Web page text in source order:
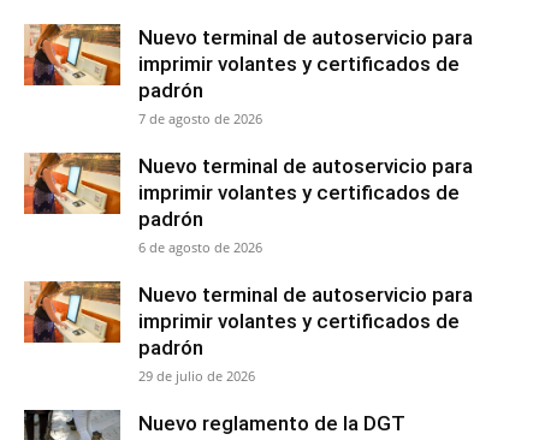
Nuevo terminal de autoservicio para
imprimir volantes y certificados de
padrón
7 de agosto de 2026
Nuevo terminal de autoservicio para
imprimir volantes y certificados de
padrón
6 de agosto de 2026
Nuevo terminal de autoservicio para
imprimir volantes y certificados de
padrón
29 de julio de 2026
Nuevo reglamento de la DGT